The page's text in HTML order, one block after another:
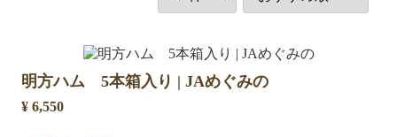
明方ハム 5本箱入り | JAめぐみの
¥ 6,550